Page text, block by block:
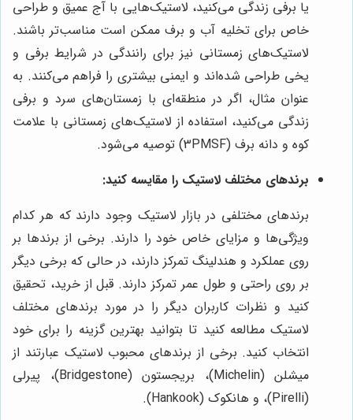
یا برفی زندگی می‌کنید، لاستیک‌هایی با آج عمیق و طراحی
خاص برای تخلیه آب و برف ممکن است مناسب‌تر باشند.
لاستیک‌های زمستانی نیز برای رانندگی در شرایط برفی و
یخی طراحی شده‌اند و ایمنی بیشتری را فراهم می‌کنند. به
عنوان مثال، اگر در منطقه‌ای با زمستان‌های سرد و برفی
زندگی می‌کنید، استفاده از لاستیک‌های زمستانی با علامت
کوه و دانه برف (3PMSF) توصیه می‌شود.
برندهای مختلف لاستیک را مقایسه کنید:
برندهای مختلفی در بازار لاستیک وجود دارند که هر کدام
ویژگی‌ها و مزایای خاص خود را دارند. برخی از برندها بر
روی عملکرد و هندلینگ تمرکز دارند، در حالی که برخی دیگر
بر روی راحتی و طول عمر تمرکز دارند. قبل از خرید، تحقیق
کنید و نظرات کاربران دیگر را در مورد برندهای مختلف
لاستیک مطالعه کنید تا بتوانید بهترین گزینه را برای خود
انتخاب کنید. برخی از برندهای محبوب لاستیک عبارتند از
میشلن (Michelin)، بریجستون (Bridgestone)، پیرلی
(Pirelli)، و هانکوک (Hankook).